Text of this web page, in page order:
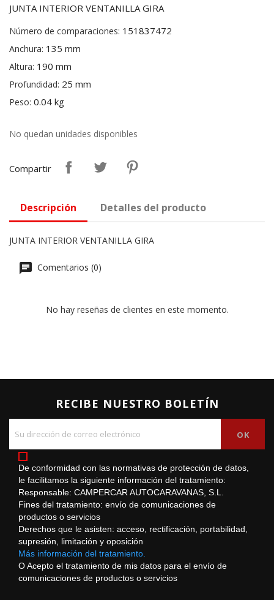
JUNTA INTERIOR VENTANILLA GIRA
Número de comparaciones: 151837472
Anchura: 135 mm
Altura: 190 mm
Profundidad: 25 mm
Peso: 0.04 kg
No quedan unidades disponibles
Compartir
Descripción Detalles del producto
JUNTA INTERIOR VENTANILLA GIRA
Comentarios (0)
No hay reseñas de clientes en este momento.
RECIBE NUESTRO BOLETÍN
De conformidad con las normativas de protección de datos,
le facilitamos la siguiente información del tratamiento:
Responsable: CAMPERCAR AUTOCARAVANAS, S.L.
Fines del tratamiento: envío de comunicaciones de
productos o servicios
Derechos que le asisten: acceso, rectificación, portabilidad,
supresión, limitación y oposición
Más información del tratamiento.
O Acepto el tratamiento de mis datos para el envío de
comunicaciones de productos o servicios